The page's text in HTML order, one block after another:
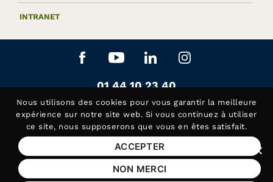
INTRANET
Aller sur le réseau social
Aller sur le réseau social
Aller sur le réseau
Aller sur le
Contactez-nous au
01 44 10 23 40
Siège de la Fédération APAJH
Contactez-nous au
01 44 10 81 50
Handicap Assistance, les lundis et jeudis matin
Mentions légales
Nous utilisons des cookies pour vous garantir la meilleure
expérience sur notre site web. Si vous continuez à utiliser
ce site, nous supposerons que vous en êtes satisfait.
ACCEPTER
NON MERCI